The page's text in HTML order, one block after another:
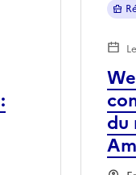
du